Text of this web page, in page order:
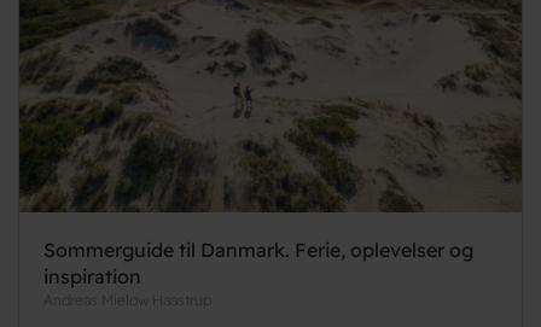
Sommerguide til Danmark. Ferie, oplevelser og
inspiration
Andreas Mielow Haastrup